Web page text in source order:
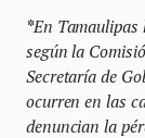
*En Tamaulipas
según la
Secretaría de
ocurren en las
denuncian la